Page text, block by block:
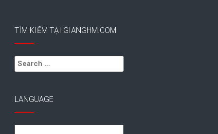
TÌM KIẾM TẠI GIANGHM.COM
Search
for:
LANGUAGE